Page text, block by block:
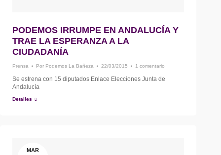
PODEMOS IRRUMPE EN ANDALUCÍA Y
TRAE LA ESPERANZA A LA
CIUDADANÍA
Prensa Por Podemos La Bañeza 22/03/2015 1 comentario
Se estrena con 15 diputados Enlace Elecciones Junta de
Andalucía
Detalles
MAR